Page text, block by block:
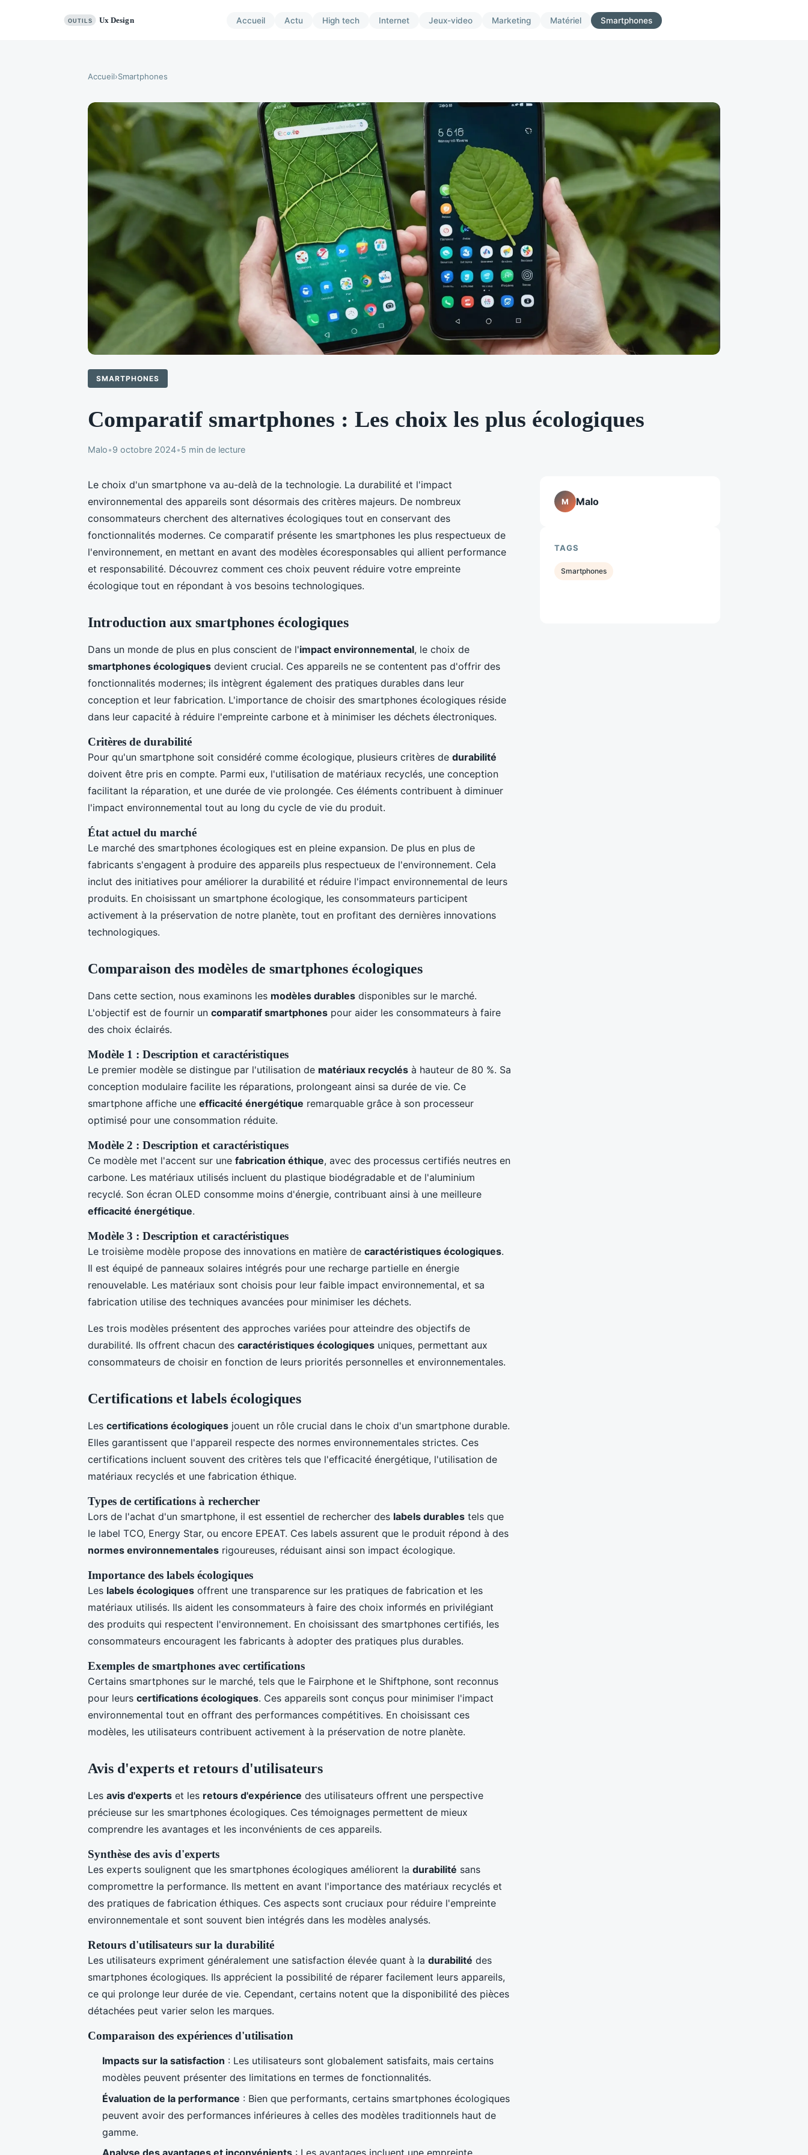
Accueil Actu High tech Internet Jeux-video Marketing Matériel Smartphones
Accueil›Smartphones
SMARTPHONES
Comparatif smartphones : Les choix les plus écologiques
Malo•9 octobre 2024•5 min de lecture
Le choix d'un smartphone va au-delà de la technologie. La durabilité et l'impact
environnemental des appareils sont désormais des critères majeurs. De nombreux
consommateurs cherchent des alternatives écologiques tout en conservant des
fonctionnalités modernes. Ce comparatif présente les smartphones les plus respectueux de
l'environnement, en mettant en avant des modèles écoresponsables qui allient performance
et responsabilité. Découvrez comment ces choix peuvent réduire votre empreinte
écologique tout en répondant à vos besoins technologiques.
Introduction aux smartphones écologiques
Dans un monde de plus en plus conscient de l'impact environnemental, le choix de
smartphones écologiques devient crucial. Ces appareils ne se contentent pas d'offrir des
fonctionnalités modernes; ils intègrent également des pratiques durables dans leur
conception et leur fabrication. L'importance de choisir des smartphones écologiques réside
dans leur capacité à réduire l'empreinte carbone et à minimiser les déchets électroniques.
Critères de durabilité
Pour qu'un smartphone soit considéré comme écologique, plusieurs critères de durabilité
doivent être pris en compte. Parmi eux, l'utilisation de matériaux recyclés, une conception
facilitant la réparation, et une durée de vie prolongée. Ces éléments contribuent à diminuer
l'impact environnemental tout au long du cycle de vie du produit.
État actuel du marché
Le marché des smartphones écologiques est en pleine expansion. De plus en plus de
fabricants s'engagent à produire des appareils plus respectueux de l'environnement. Cela
inclut des initiatives pour améliorer la durabilité et réduire l'impact environnemental de leurs
produits. En choisissant un smartphone écologique, les consommateurs participent
activement à la préservation de notre planète, tout en profitant des dernières innovations
technologiques.
Comparaison des modèles de smartphones écologiques
Dans cette section, nous examinons les modèles durables disponibles sur le marché.
L'objectif est de fournir un comparatif smartphones pour aider les consommateurs à faire
des choix éclairés.
Modèle 1 : Description et caractéristiques
Le premier modèle se distingue par l'utilisation de matériaux recyclés à hauteur de 80 %. Sa
conception modulaire facilite les réparations, prolongeant ainsi sa durée de vie. Ce
smartphone affiche une efficacité énergétique remarquable grâce à son processeur
optimisé pour une consommation réduite.
Modèle 2 : Description et caractéristiques
Ce modèle met l'accent sur une fabrication éthique, avec des processus certifiés neutres en
carbone. Les matériaux utilisés incluent du plastique biodégradable et de l'aluminium
recyclé. Son écran OLED consomme moins d'énergie, contribuant ainsi à une meilleure
efficacité énergétique.
Modèle 3 : Description et caractéristiques
Le troisième modèle propose des innovations en matière de caractéristiques écologiques.
Il est équipé de panneaux solaires intégrés pour une recharge partielle en énergie
renouvelable. Les matériaux sont choisis pour leur faible impact environnemental, et sa
fabrication utilise des techniques avancées pour minimiser les déchets.
Les trois modèles présentent des approches variées pour atteindre des objectifs de
durabilité. Ils offrent chacun des caractéristiques écologiques uniques, permettant aux
consommateurs de choisir en fonction de leurs priorités personnelles et environnementales.
Certifications et labels écologiques
Les certifications écologiques jouent un rôle crucial dans le choix d'un smartphone durable.
Elles garantissent que l'appareil respecte des normes environnementales strictes. Ces
certifications incluent souvent des critères tels que l'efficacité énergétique, l'utilisation de
matériaux recyclés et une fabrication éthique.
Types de certifications à rechercher
Lors de l'achat d'un smartphone, il est essentiel de rechercher des labels durables tels que
le label TCO, Energy Star, ou encore EPEAT. Ces labels assurent que le produit répond à des
normes environnementales rigoureuses, réduisant ainsi son impact écologique.
Importance des labels écologiques
Les labels écologiques offrent une transparence sur les pratiques de fabrication et les
matériaux utilisés. Ils aident les consommateurs à faire des choix informés en privilégiant
des produits qui respectent l'environnement. En choisissant des smartphones certifiés, les
consommateurs encouragent les fabricants à adopter des pratiques plus durables.
Exemples de smartphones avec certifications
Certains smartphones sur le marché, tels que le Fairphone et le Shiftphone, sont reconnus
pour leurs certifications écologiques. Ces appareils sont conçus pour minimiser l'impact
environnemental tout en offrant des performances compétitives. En choisissant ces
modèles, les utilisateurs contribuent activement à la préservation de notre planète.
Avis d'experts et retours d'utilisateurs
Les avis d'experts et les retours d'expérience des utilisateurs offrent une perspective
précieuse sur les smartphones écologiques. Ces témoignages permettent de mieux
comprendre les avantages et les inconvénients de ces appareils.
Synthèse des avis d'experts
Les experts soulignent que les smartphones écologiques améliorent la durabilité sans
compromettre la performance. Ils mettent en avant l'importance des matériaux recyclés et
des pratiques de fabrication éthiques. Ces aspects sont cruciaux pour réduire l'empreinte
environnementale et sont souvent bien intégrés dans les modèles analysés.
Retours d'utilisateurs sur la durabilité
Les utilisateurs expriment généralement une satisfaction élevée quant à la durabilité des
smartphones écologiques. Ils apprécient la possibilité de réparer facilement leurs appareils,
ce qui prolonge leur durée de vie. Cependant, certains notent que la disponibilité des pièces
détachées peut varier selon les marques.
Comparaison des expériences d'utilisation
Impacts sur la satisfaction : Les utilisateurs sont globalement satisfaits, mais certains
modèles peuvent présenter des limitations en termes de fonctionnalités.
Évaluation de la performance : Bien que performants, certains smartphones écologiques
peuvent avoir des performances inférieures à celles des modèles traditionnels haut de
gamme.
Analyse des avantages et inconvénients : Les avantages incluent une empreinte
M Malo
TAGS
Smartphones